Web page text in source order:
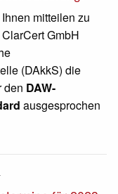
mitteilen zu
GmbH
(DAkkS) die
den DAW-
ausgesprochen